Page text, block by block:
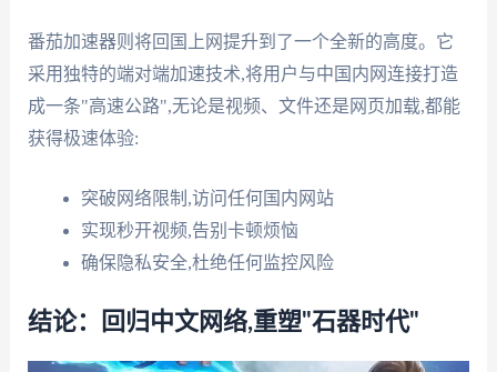
番茄加速器则将回国上网提升到了一个全新的高度。它
采用独特的端对端加速技术,将用户与中国内网连接打造
成一条"高速公路",无论是视频、文件还是网页加载,都能
获得极速体验:
突破网络限制,访问任何国内网站
实现秒开视频,告别卡顿烦恼
确保隐私安全,杜绝任何监控风险
结论：回归中文网络,重塑"石器时代"